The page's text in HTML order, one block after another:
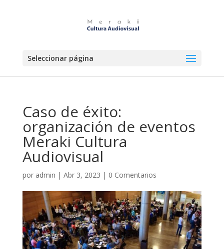
Seleccionar página
Caso de éxito:
organización de eventos
Meraki Cultura
Audiovisual
por admin | Abr 3, 2023 | 0 Comentarios